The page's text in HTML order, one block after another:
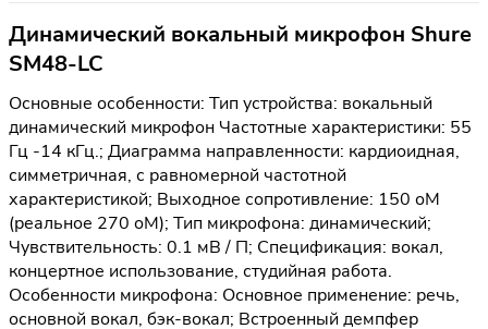
Динамический вокальный микрофон Shure
SM48-LC
Основные особенности: Тип устройства: вокальный
динамический микрофон Частотные характеристики: 55
Гц -14 кГц.; Диаграмма направленности: кардиоидная,
симметричная, с равномерной частотной
характеристикой; Выходное сопротивление: 150 оМ
(реальное 270 оМ); Тип микрофона: динамический;
Чувствительность: 0.1 мВ / П; Спецификация: вокал,
концертное использование, студийная работа.
Особенности микрофона: Основное применение: речь,
основной вокал, бэк-вокал; Встроенный демпфер